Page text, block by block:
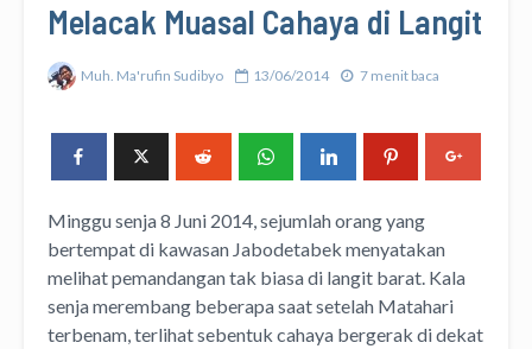
Melacak Muasal Cahaya di Langit
Muh. Ma'rufin Sudibyo 13/06/2014 7 menit baca
Minggu senja 8 Juni 2014, sejumlah orang yang
bertempat di kawasan Jabodetabek menyatakan
melihat pemandangan tak biasa di langit barat. Kala
senja merembang beberapa saat setelah Matahari
terbenam, terlihat sebentuk cahaya bergerak di dekat